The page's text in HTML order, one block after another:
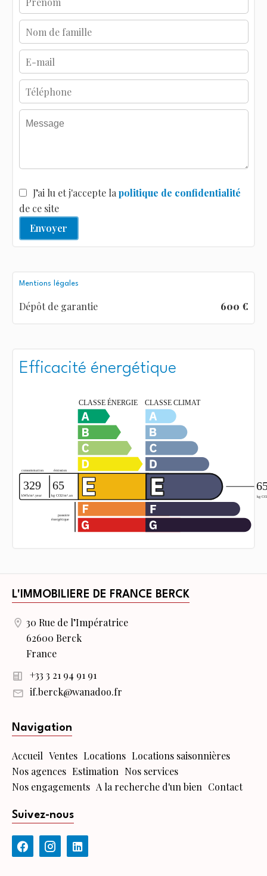
J’ai lu et j'accepte lapolitique de confidentialité
de ce site
Envoyer
Mentions légales
Dépôt de garantie 600 €
Efficacité énergétique
L'IMMOBILIERE DE FRANCE BERCK
30 Rue de l’Impératrice
62600 Berck
France
+33 3 21 94 91 91
if.berck@wanadoo.fr
Navigation
Accueil Ventes Locations Locations saisonnières
Nos agences Estimation Nos services
Nos engagements A la recherche d'un bien Contact
Suivez-nous